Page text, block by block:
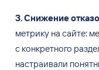
3. Снижение
метрику на сайте:
с конкретного
настраивали